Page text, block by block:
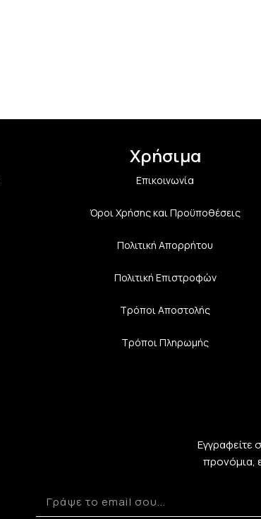
Χρήσιμα
Επικοινωνία
Όροι Χρήσης και Προϋποθέσεις
Πολιτική Aπορρήτου
Πολιτική Επιστροφών
Τρόποι Αποστολής
Τρόποι Πληρωμής
Εγγραφείτε
προνόμια,